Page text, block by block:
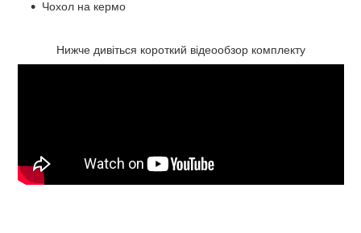
Чохол на кермо
Нижче дивіться короткий відеообзор комплекту